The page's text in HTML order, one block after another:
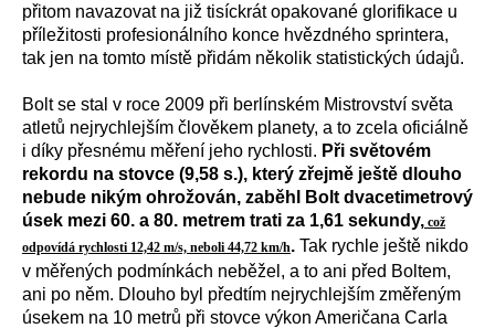
přitom navazovat na již tisíckrát opakované glorifikace u
příležitosti profesionálního konce hvězdného sprintera,
tak jen na tomto místě přidám několik statistických údajů.
Bolt se stal v roce 2009 při berlínském Mistrovství světa
atletů nejrychlejším člověkem planety, a to zcela oficiálně
i díky přesnému měření jeho rychlosti. Při světovém
rekordu na stovce (9,58 s.), který zřejmě ještě dlouho
nebude nikým ohrožován, zaběhl Bolt dvacetimetrový
úsek mezi 60. a 80. metrem trati za 1,61 sekundy, což
odpovídá rychlosti 12,42 m/s, neboli 44,72 km/h. Tak rychle ještě nikdo
v měřených podmínkách neběžel, a to ani před Boltem,
ani po něm. Dlouho byl předtím nejrychlejším změřeným
úsekem na 10 metrů při stovce výkon Američana Carla